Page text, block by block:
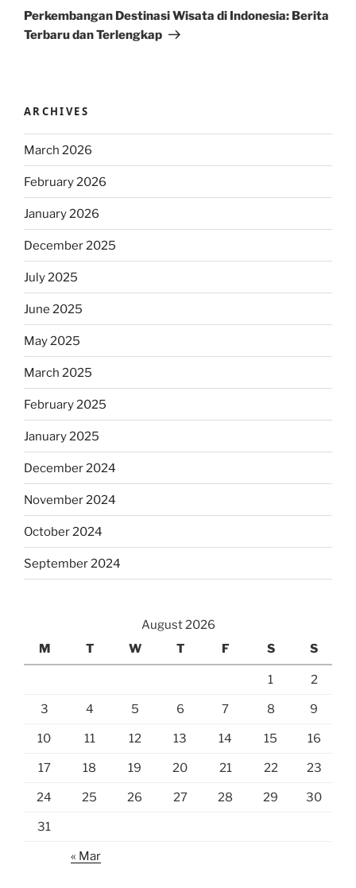
Post
Perkembangan Destinasi Wisata di Indonesia: Berita
Terbaru dan Terlengkap
ARCHIVES
March 2026
February 2026
January 2026
December 2025
July 2025
June 2025
May 2025
March 2025
February 2025
January 2025
December 2024
November 2024
October 2024
September 2024
August 2026
M
T W T F S S
1 2
3 4 5 6 7 8 9
10 11 12 13 14 15 16
17 18 19 20 21 22 23
24 25 26 27 28 29 30
31
« Mar